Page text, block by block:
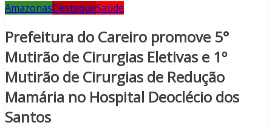
AmazonasDestaqueSaúde
Prefeitura do Careiro promove 5°
Mutirão de Cirurgias Eletivas e 1º
Mutirão de Cirurgias de Redução
Mamária no Hospital Deoclécio dos
Santos